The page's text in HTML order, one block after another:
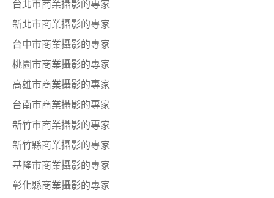
台北市商業攝影的專家
新北市商業攝影的專家
台中市商業攝影的專家
桃園市商業攝影的專家
高雄市商業攝影的專家
台南市商業攝影的專家
新竹市商業攝影的專家
新竹縣商業攝影的專家
基隆市商業攝影的專家
彰化縣商業攝影的專家